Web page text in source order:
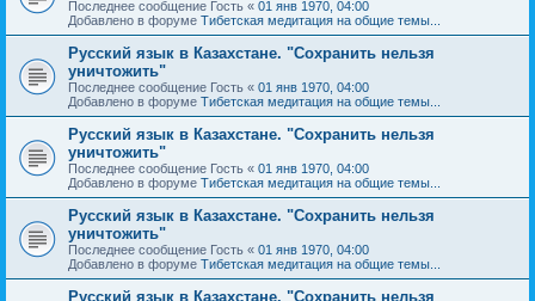
Последнее сообщение Гость « 01 янв 1970, 04:00
Добавлено в форуме Тибетская медитация на общие темы...
Русский язык в Казахстане. "Сохранить нельзя
уничтожить"
Последнее сообщение Гость « 01 янв 1970, 04:00
Добавлено в форуме Тибетская медитация на общие темы...
Русский язык в Казахстане. "Сохранить нельзя
уничтожить"
Последнее сообщение Гость « 01 янв 1970, 04:00
Добавлено в форуме Тибетская медитация на общие темы...
Русский язык в Казахстане. "Сохранить нельзя
уничтожить"
Последнее сообщение Гость « 01 янв 1970, 04:00
Добавлено в форуме Тибетская медитация на общие темы...
Русский язык в Казахстане. "Сохранить нельзя